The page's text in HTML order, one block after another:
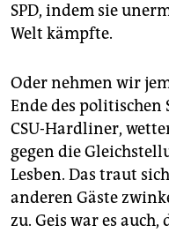
SPD, indem sie
Welt kämpfte.
Oder nehmen wir
Ende des politischen
CSU-Hardliner,
gegen die
Lesben. Das traut
anderen Gäste
zu. Geis war es